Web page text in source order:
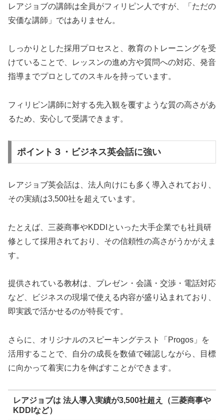
レアジョブの講師は全員がフィリピン人ですが、「ただの
安価な講師」ではありません。
しっかりとした採用プロセスと、教育のトレーニングを受
けていることで、レッスンの進め方や質問への対応、発音
指導までプロとしてのスキルを持っています。
フィリピン講師に対する先入観を覆すような質の高さがあ
るため、安心して受講できます。
ポイント３・ビジネス英会話に強い
レアジョブ英会話は、法人向けにも多く導入されており、
その実績は3,500社を超えています。
たとえば、三菱商事やKDDIといった大手企業でも社員研
修として採用されており、その信頼性の高さがうかがえま
す。
提供されている教材は、プレゼン・会議・交渉・電話対応
など、ビジネスの現場で使える内容が盛り込まれており、
即実践で活かせるのが特長です。
さらに、オリジナルのスピーキングテスト「Progos」を
活用することで、自分の成長を数値で確認しながら、目標
に向かって着実に力を伸ばすことができます。
レアジョブは 法人導入実績が3,500社超え（三菱商事や
KDDIなど）